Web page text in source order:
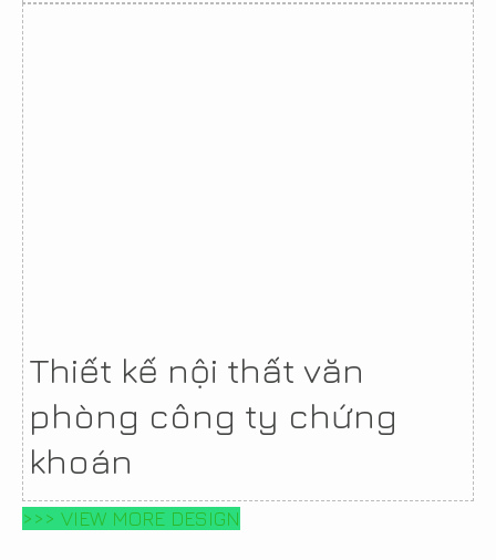
Thiết kế nội thất văn
phòng công ty chứng
khoán
>>> VIEW MORE DESIGN